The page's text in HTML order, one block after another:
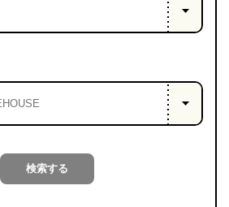
PROJECT
LIFE
LABEL
検索する